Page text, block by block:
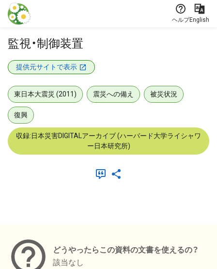
本文に飛ぶ
ヘルプEnglish
監視・制御装置
提供元サイトで表示
東日本大震災 (2011) 震災への備え 被災状況
復興
収録:日本災害DIGITALアーカイブ (ハーバード大学ライシャワ
ー日本研究所)
どうやったらこの資料の文書を使えるの？
該当なし